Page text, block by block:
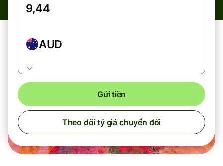
AUD
Gửi tiền
Theo dõi tỷ giá chuyển đổi